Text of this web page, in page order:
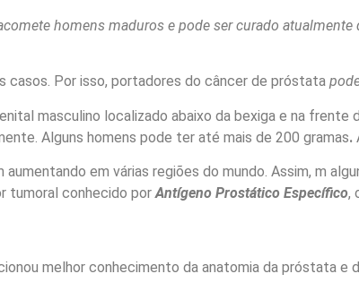
homens maduros e pode ser curado atualmente
casos. Por isso, portadores do câncer de próstata
masculino localizado abaixo da bexiga e na
Alguns homens pode ter até mais de 200 gramas.
aumentando em várias regiões do mundo. Assim, m
tumoral conhecido porAntígeno Prostático Específico,
melhor conhecimento da anatomia da próstata e